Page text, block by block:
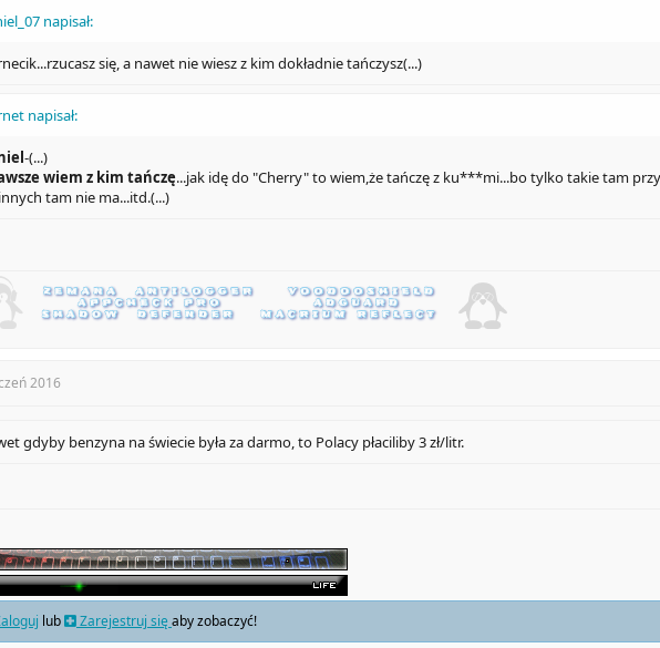
napisał:
się, a nawet nie wiesz z kim dokładnie tańczysz(...)
napisał:
-(...)
wiem z kim tańczę...jak idę do "Cherry" to wiem,że tańczę z ku***mi...bo tylko takie tam
tam nie ma...itd.(...)
2016
gdyby benzyna na świecie była za darmo, to Polacy płaciliby 3 zł/litr.
lub Zarejestruj sięaby zobaczyć!